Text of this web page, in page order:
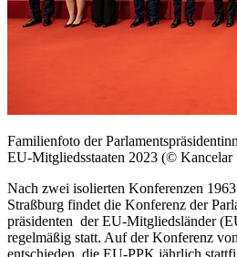
Familienfoto der
EU-Mitgliedsstaaten 2023 (© Kancelar
Nach zwei isolierten Konferenzen
Straßburg findet die Konferenz der
präsidenten der EU-Mitgliedsländer
regelmäßig statt. Auf der Konferenz
entschieden, die EU-PPK jährlich